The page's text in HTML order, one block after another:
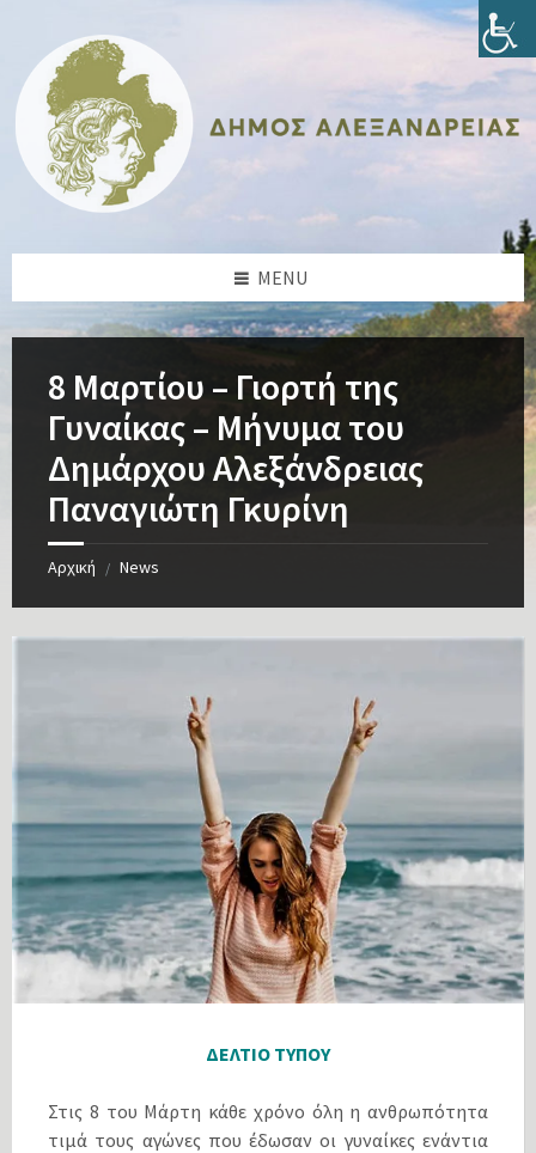
content
sidebar
sidebar
footer
MENU
8 Μαρτίου – Γιορτή της
Γυναίκας – Μήνυμα του
Δημάρχου Αλεξάνδρειας
Παναγιώτη Γκυρίνη
Αρχική / News
ΔΕΛΤΙΟ ΤΥΠΟΥ
Στις 8 του Μάρτη κάθε χρόνο όλη η ανθρωπότητα
τιμά τους αγώνες που έδωσαν οι γυναίκες ενάντια